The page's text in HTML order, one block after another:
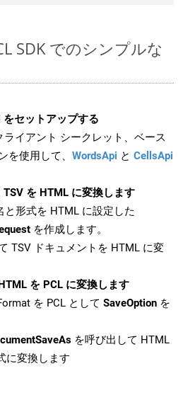
SDK でのシンプルな
セットアップする
ライアント シークレット、ベース
を使用して、 WordsApi と CellsApi
を HTML に変換します
と形式を HTML に設定した
を作成します。
TSV ドキュメントを HTML に変
を PCL に変換します
を PCL として SaveOption を
を呼び出して HTML
に変換します